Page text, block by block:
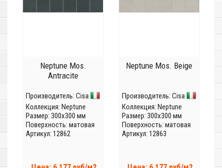
Neptune Mos.
Antracite
Производитель: Cisa
Коллекция: Neptune
Размер: 300x300 мм
Поверхность: матовая
Артикул: 12862
Neptune Mos. Beige
Производитель: Cisa
Коллекция: Neptune
Размер: 300x300 мм
Поверхность: матовая
Артикул: 12863